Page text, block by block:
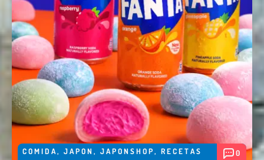
COMIDA, JAPON , JAPONSHOP, RECETAS 0